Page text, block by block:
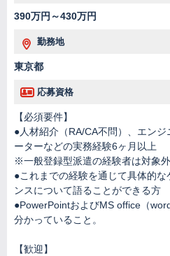
390万円～430万円
勤務地
東京都
応募資格
【必須要件】
●人材紹介（RA/CA不問）、エン
ーターなどの実務経験6ヶ月以上
※一般登録型派遣の経験者は対象外
●これまでの経験を通じて具体的
ンスについて語ることができる方
●PowerPointおよびMS office（
分かっていること。
【歓迎】